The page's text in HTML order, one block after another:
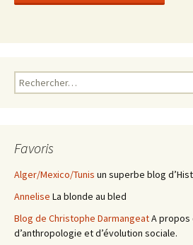
Rechercher :
Favoris
Alger/Mexico/Tunis un superbe blog
Annelise La blonde au bled
Blog de Christophe DarmangeatA propos
d’anthropologie et d’évolution sociale.